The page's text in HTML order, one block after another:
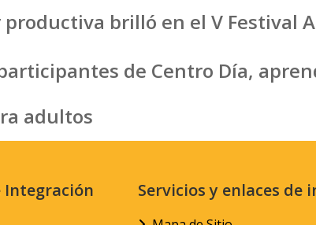
productiva brilló en el V Festival
de Centro Día,
adultos
Servicios y enlaces de